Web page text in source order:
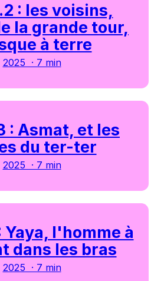
: les voisins,
la grande tour,
à terre
2025 · 7 min
: Asmat, et les
du ter-ter
2025 · 7 min
Yaya, l'homme à
dans les bras
2025 · 7 min